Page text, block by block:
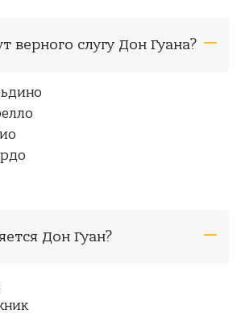
верного слугу Дон Гуана?
Дон Гуан?